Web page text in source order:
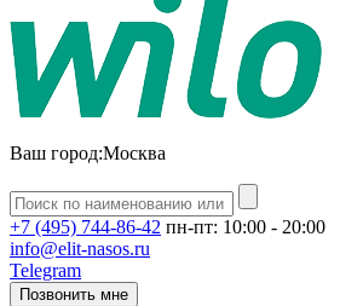
Ваш город:Москва
+7 (495) 744-86-42 пн-пт: 10:00 - 20:00
info@elit-nasos.ru
Telegram
Позвонить мне